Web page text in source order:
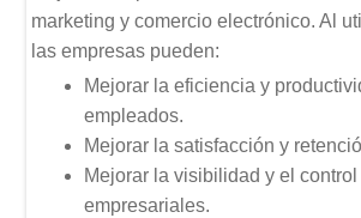
marketing y comercio electrónico. Al
las empresas pueden:
Mejorar la eficiencia y
empleados.
Mejorar la satisfacción y
Mejorar la visibilidad y el
empresariales.